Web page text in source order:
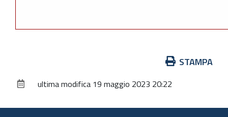
documento
STAMPA
ultima modifica 19 maggio 2023 20:22